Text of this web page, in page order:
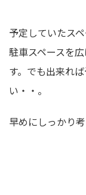
予定していたス
駐車スペースを
す。でも出来れ
い・・。
早めにしっかり